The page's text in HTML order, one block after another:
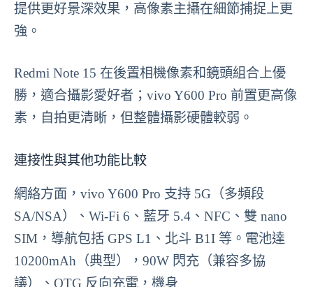
提供更好景深效果，高像素主攝在細節捕捉上更
強。
Redmi Note 15 在後置相機像素和鏡頭組合上優
勝，適合攝影愛好者；vivo Y600 Pro 前置更高像
素，自拍更清晰，但整體攝影硬體較弱。
連接性與其他功能比較
網絡方面，vivo Y600 Pro 支持 5G（多頻段
SA/NSA）、Wi-Fi 6、藍牙 5.4、NFC、雙 nano
SIM，導航包括 GPS L1、北斗 B1I 等。電池達
10200mAh（典型），90W 閃充（兼容多協
議）、OTG 反向充電，機身